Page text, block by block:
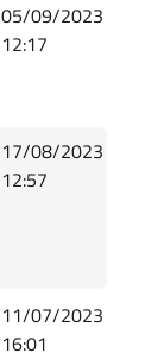
05/09/2023
12:17
17/08/2023
12:57
11/07/2023
16:01